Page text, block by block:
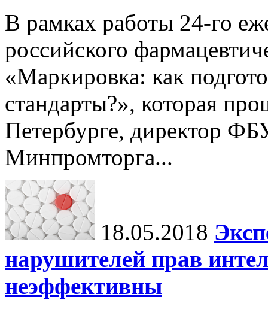
В рамках работы 24-го
российского
«Маркировка: как
стандарты?», которая
Петербурге, директор
Минпромторга...
18.05.2018
нарушителей прав
неэффективны